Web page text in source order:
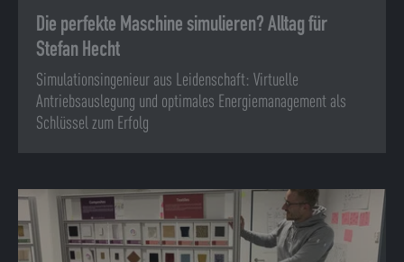
Die perfekte Maschine simulieren? Alltag für
Stefan Hecht
Simulationsingenieur aus Leidenschaft: Virtuelle
Antriebsauslegung und optimales Energiemanagement als
Schlüssel zum Erfolg